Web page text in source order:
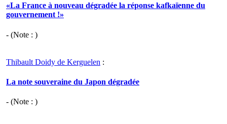
«La France à nouveau dégradée la réponse kafkaïenne du
gouvernement !»
- (Note : )
Thibault Doidy de Kerguelen :
La note souveraine du Japon dégradée
- (Note : )